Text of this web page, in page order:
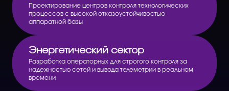
Проектирование центров контроля технологических
процессов с высокой отказоустойчивостью
аппаратной базы
Энергетический сектор
Разработка операторных для строгого контроля за
надежностью сетей и вывода телеметрии в реальном
времени